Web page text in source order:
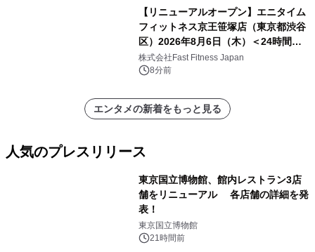
【リニューアルオープン】エニタイム
フィットネス京王笹塚店（東京都渋谷
区）2026年8月6日（木）＜24時間年
中無休のフィットネスジム＞
株式会社Fast Fitness Japan
8分前
エンタメの新着をもっと見る
人気のプレスリリース
東京国立博物館、館内レストラン3店
舗をリニューアル 各店舗の詳細を発
表！
東京国立博物館
21時間前